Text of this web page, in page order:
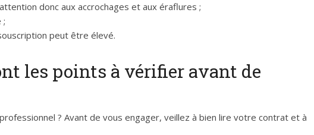
donc aux accrochages et aux éraflures ;
;
peut être élevé.
les points à vérifier avant de
? Avant de vous engager, veillez à bien lire votre contrat et à